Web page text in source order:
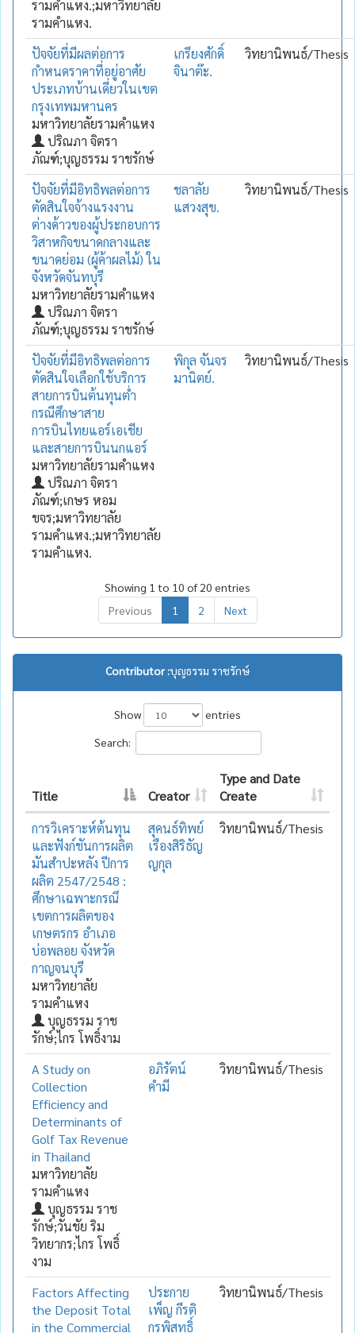
รามคำแหง.;มหาวิทยาลัย
รามคำแหง.
ปัจจัยที่มีผลต่อการ
กำหนดราคาที่อยู่อาศัย
ประเภทบ้านเดี่ยวในเขต
กรุงเทพมหานคร
มหาวิทยาลัยรามคำแหง
ปริณภา จิตรา
ภัณฑ์;บุญธรรม ราชรักษ์
เกรียงศักดิ์
จินาต๊ะ.
วิทยานิพนธ์/Thesis
ปัจจัยที่มีอิทธิพลต่อการ
ตัดสินใจจ้างแรงงาน
ต่างด้าวของผู้ประกอบการ
วิสาหกิจขนาดกลางและ
ขนาดย่อม (ผู้ค้าผลไม้) ใน
จังหวัดจันทบุรี
มหาวิทยาลัยรามคำแหง
ปริณภา จิตรา
ภัณฑ์;บุญธรรม ราชรักษ์
ชลาลัย
แสวงสุข.
วิทยานิพนธ์/Thesis
ปัจจัยที่มีอิทธิพลต่อการ
ตัดสินใจเลือกใช้บริการ
สายการบินต้นทุนต่ำ
กรณีศึกษาสาย
การบินไทยแอร์เอเชีย
และสายการบินนกแอร์
มหาวิทยาลัยรามคำแหง
ปริณภา จิตรา
ภัณฑ์;เกษร หอม
ขจร;มหาวิทยาลัย
รามคำแหง.;มหาวิทยาลัย
รามคำแหง.
พิกุล จันจร
มานิตย์.
วิทยานิพนธ์/Thesis
Showing 1 to 10 of 20 entries
Previous
1 2 Next
Contributor :บุญธรรม ราชรักษ์
Show
entries
Search:
Title Creator
Type and Date
Create
การวิเคราะห์ต้นทุน
และฟังก์ชันการผลิต
มันสำปะหลัง ปีการ
ผลิต 2547/2548 :
ศึกษาเฉพาะกรณึ
เขตการผลิตของ
เกษตรกร อำเภอ
บ่อพลอย จังหวัด
กาญจนบุรี
มหาวิทยาลัย
รามคำแหง
บุญธรรม ราช
รักษ์;ไกร โพธิ์งาม
สุคนธ์ทิพย์
เรืองสิริธัญ
ญกุล
วิทยานิพนธ์/Thesis
A Study on
Collection
Efficiency and
Determinants of
Golf Tax Revenue
in Thailand
มหาวิทยาลัย
รามคำแหง
บุญธรรม ราช
รักษ์;วันชัย ริม
วิทยากร;ไกร โพธิ์
งาม
อภิรัตน์
คำมี
วิทยานิพนธ์/Thesis
Factors Affecting
the Deposit Total
in the Commercial
ประกาย
เพ็ญ กีรติ
กรพิสุทธิ์
วิทยานิพนธ์/Thesis